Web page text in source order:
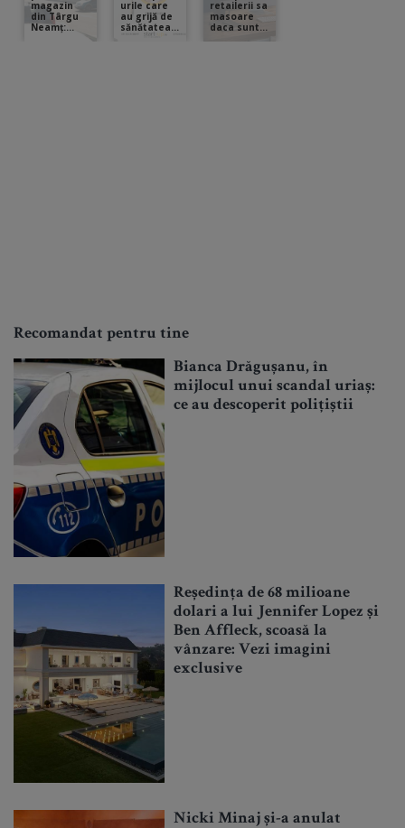
Recomandat pentru tine
Bianca Drăgușanu, în
mijlocul unui scandal uriaș:
ce au descoperit polițiștii
Reședința de 68 milioane
dolari a lui Jennifer Lopez și
Ben Affleck, scoasă la
vânzare: Vezi imagini
exclusive
Nicki Minaj și-a anulat